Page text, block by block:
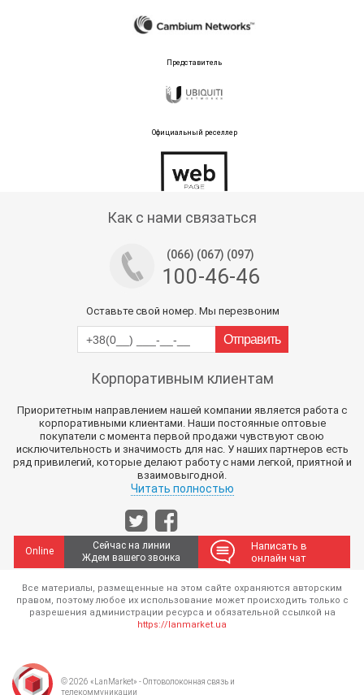
Представитель
Официальный реселлер
Как с нами связаться
(066) (067) (097)
100-46-46
Оставьте свой номер. Мы перезвоним
Корпоративным клиентам
Приоритетным направлением нашей компании является работа с
корпоративными клиентами. Наши постоянные оптовые
покупатели с момента первой продажи чувствуют свою
исключительность и значимость для нас. У наших партнеров есть
ряд привилегий, которые делают работу с нами легкой, приятной и
взаимовыгодной.
Читать полностью
Online
Сейчас на линии
Ждем вашего звонка
Написать в
онлайн чат
© 2026 «LanMarket» - Оптоволоконная связь и
телекоммуникации
Все материалы, размещенные на этом сайте охраняются авторским
правом, поэтому любое их использование может происходить только с
разрешения администрации ресурса и обязательной ссылкой на
https://lanmarket.ua